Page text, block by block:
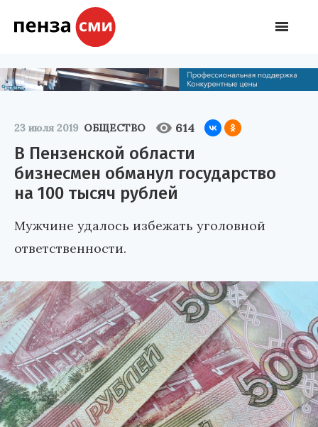
23 июля 2019 ОБЩЕСТВО 614
В Пензенской области
бизнесмен обманул государство
на 100 тысяч рублей
Мужчине удалось избежать уголовной
ответственности.